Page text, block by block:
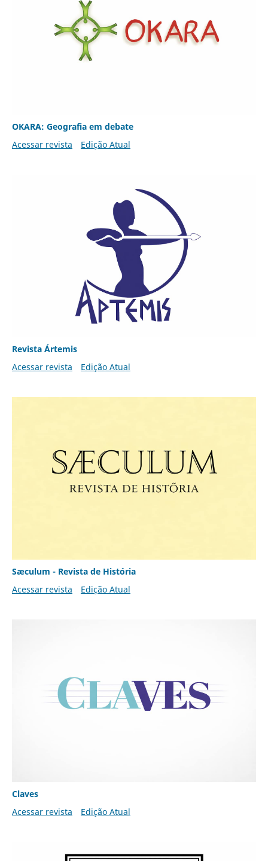
OKARA: Geografia em debate
Acessar revista
Edição Atual
Revista Ártemis
Acessar revista
Edição Atual
Sæculum - Revista de História
Acessar revista
Edição Atual
Claves
Acessar revista
Edição Atual